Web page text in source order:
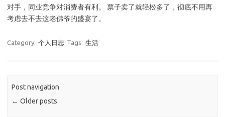
对手，同业竞争对消费者有利。 票子卖了就轻松多了，彻底不用再
考虑去不去这老佛爷的盛宴了。
Category: 个人日志 Tags: 生活
Post navigation
← Older posts